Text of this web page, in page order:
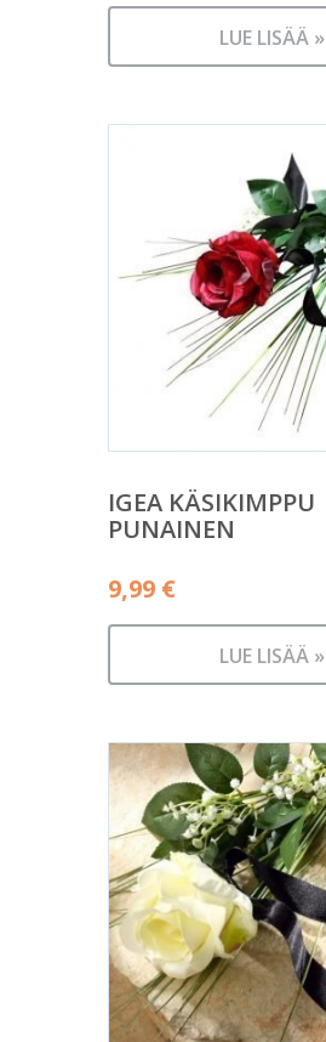
LUE LISÄÄ »
IGEA KÄSIKIMPPU
PUNAINEN
9,99 €
LUE LISÄÄ »